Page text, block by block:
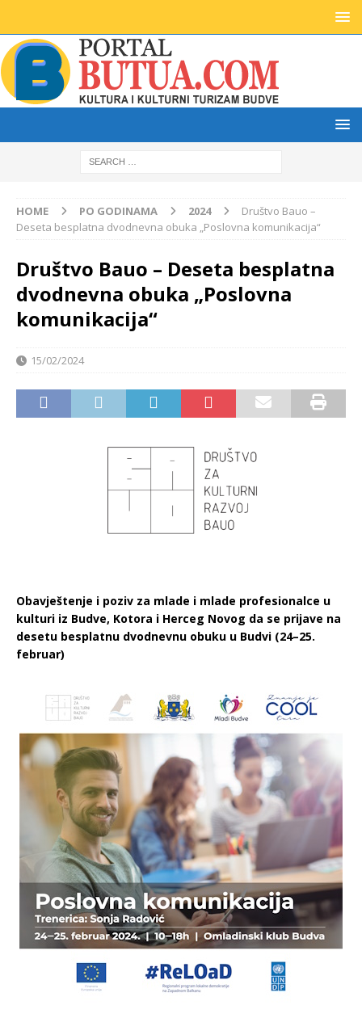
HOME PO GODINAMA 2024
Društvo Bauo –
Deseta besplatna dvodnevna obuka „Poslovna komunikacija“
Društvo Bauo – Deseta besplatna
dvodnevna obuka „Poslovna
komunikacija“
15/02/2024
Obavještenje i poziv za mlade i mlade profesionalce u
kulturi iz Budve, Kotora i Herceg Novog da se prijave na
desetu besplatnu dvodnevnu obuku u Budvi (24–25.
februar)